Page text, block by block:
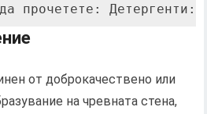
прочетете:
от доброкачествено или
на чревната стена,